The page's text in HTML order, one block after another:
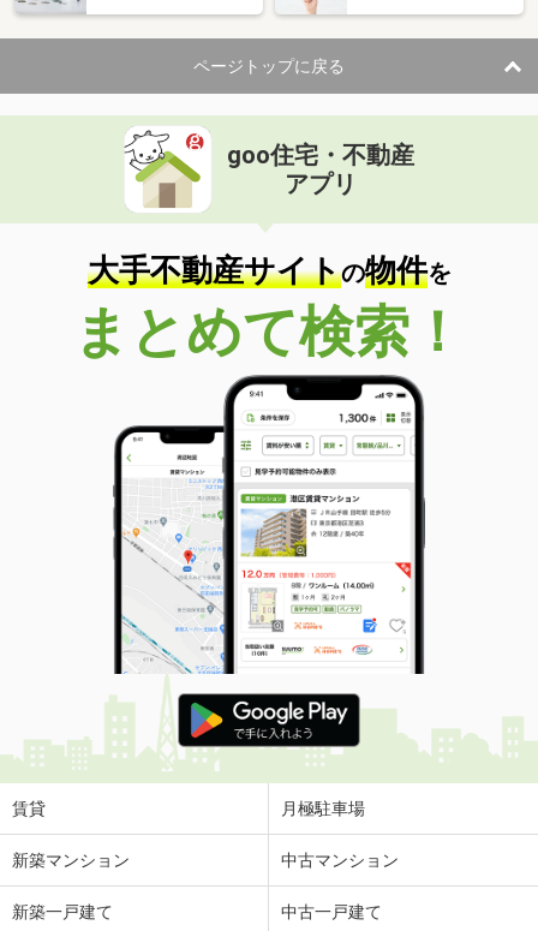
ページトップに戻る
goo住宅・不動産
アプリ
大手不動産サイトの物件を
まとめて検索！
賃貸 月極駐車場
新築マンション 中古マンション
新築一戸建て 中古一戸建て